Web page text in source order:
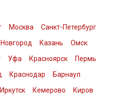
Москва
Санкт-Петербург
Казань
Омск
Уфа Красноярск
Пермь
Краснодар
Барнаул
Иркутск Кемерово
Киров